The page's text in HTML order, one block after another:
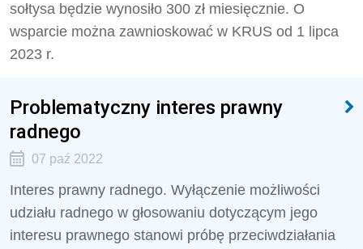
sołtysa będzie wynosiło 300 zł miesięcznie. O
wsparcie można zawnioskować w KRUS od 1 lipca
2023 r.
Problematyczny interes prawny
radnego
07 paź 2022
Interes prawny radnego. Wyłączenie możliwości
udziału radnego w głosowaniu dotyczącym jego
interesu prawnego stanowi próbę przeciwdziałania